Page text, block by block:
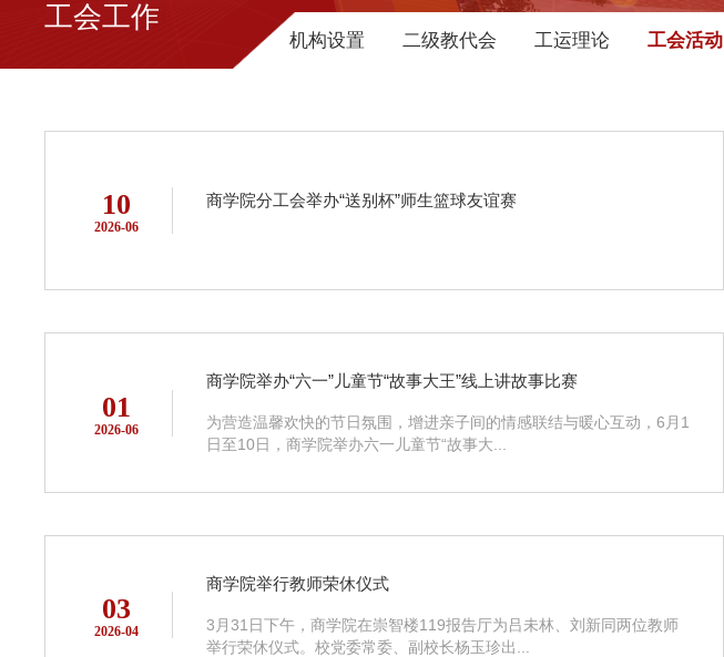
工会工作
机构设置 二级教代会 工运理论 工会活动
10
2026-06
商学院分工会举办“送别杯”师生篮球友谊赛
01
2026-06
商学院举办“六一”儿童节“故事大王”线上讲故事比赛
为营造温馨欢快的节日氛围，增进亲子间的情感联结与暖心互动，6月1
日至10日，商学院举办六一儿童节“故事大...
03
2026-04
商学院举行教师荣休仪式
3月31日下午，商学院在崇智楼119报告厅为吕未林、刘新同两位教师
举行荣休仪式。校党委常委、副校长杨玉珍出...